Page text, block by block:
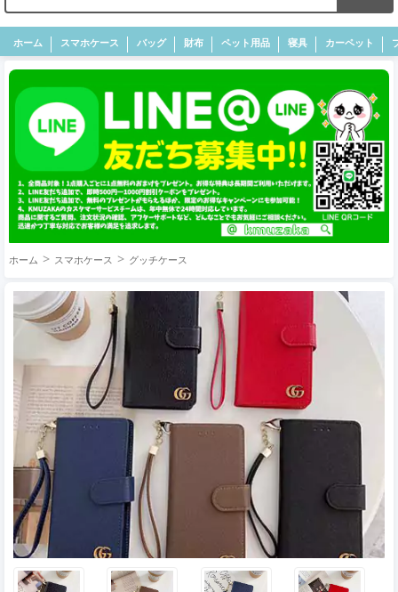
ホーム スマホケース バッグ 財布 ペット用品 寝具 カーペット
ホーム スマホケース グッチケース